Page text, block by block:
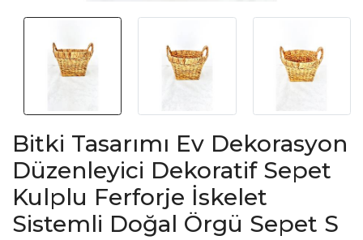
Bitki Tasarımı Ev Dekorasyon
Düzenleyici Dekoratif Sepet
Kulplu Ferforje İskelet
Sistemli Doğal Örgü Sepet S